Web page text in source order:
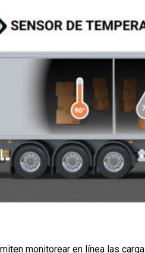
monitorear en línea las